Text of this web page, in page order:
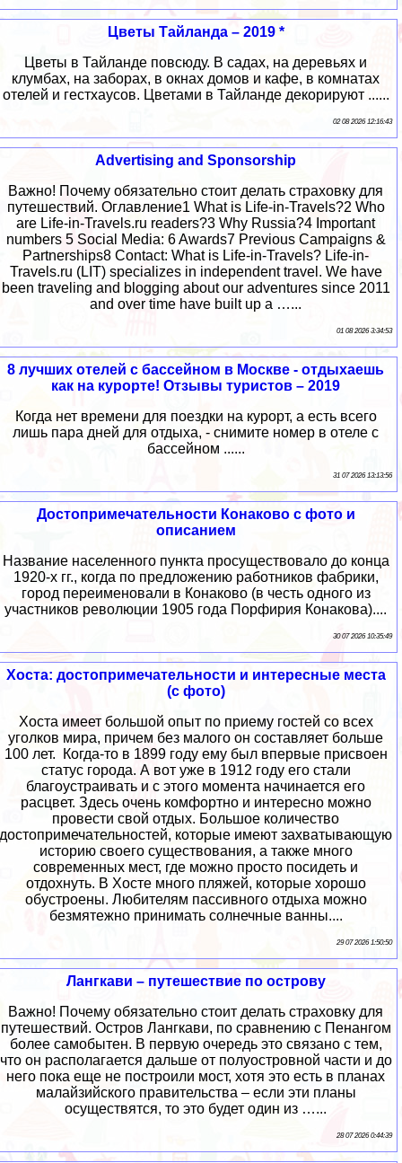
Цветы Тайланда – 2019 *
Цветы в Тайланде повсюду. В садах, на деревьях и
клумбах, на заборах, в окнах домов и кафе, в комнатах
отелей и гестхаусов. Цветами в Тайланде декорируют ......
02 08 2026 12:16:43
Advertising and Sponsorship
Важно! Почему обязательно стоит делать страховку для
путешествий. Оглавление1 What is Life-in-Travels?2 Who
are Life-in-Travels.ru readers?3 Why Russia?4 Important
numbers 5 Social Media: 6 Awards7 Previous Campaigns &
Partnerships8 Contact: What is Life-in-Travels? Life-in-
Travels.ru (LIT) specializes in independent travel. We have
been traveling and blogging about our adventures since 2011
and over time have built up a …...
01 08 2026 3:34:53
8 лучших отелей с бассейном в Москве - отдыхаешь
как на курорте! Отзывы туристов – 2019
Когда нет времени для поездки на курорт, а есть всего
лишь пара дней для отдыха, - снимите номер в отеле с
бассейном ......
31 07 2026 13:13:56
Достопримечательности Конаково с фото и
описанием
Название населенного пункта просуществовало до конца
1920-х гг., когда по предложению работников фабрики,
город переименовали в Конаково (в честь одного из
участников революции 1905 года Порфирия Конакова)....
30 07 2026 10:35:49
Хоста: достопримечательности и интересные места
(с фото)
Хоста имеет большой опыт по приему гостей со всех
уголков мира, причем без малого он составляет больше
100 лет. Когда-то в 1899 году ему был впервые присвоен
статус города. А вот уже в 1912 году его стали
благоустраивать и с этого момента начинается его
расцвет. Здесь очень комфортно и интересно можно
провести свой отдых. Большое количество
достопримечательностей, которые имеют захватывающую
историю своего существования, а также много
современных мест, где можно просто посидеть и
отдохнуть. В Хосте много пляжей, которые хорошо
обустроены. Любителям пассивного отдыха можно
безмятежно принимать солнечные ванны....
29 07 2026 1:50:50
Лангкави – путешествие по острову
Важно! Почему обязательно стоит делать страховку для
путешествий. Остров Лангкави, по сравнению с Пенангом
более самобытен. В первую очередь это связано с тем,
что он располагается дальше от полуостровной части и до
него пока еще не построили мост, хотя это есть в планах
малайзийского правительства – если эти планы
осуществятся, то это будет один из …...
28 07 2026 0:44:39